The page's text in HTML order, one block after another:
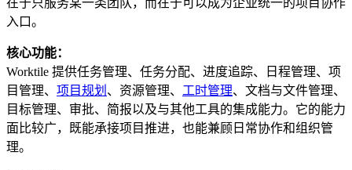
入口。
核心功能：
Worktile 提供任务管理、任务分配、进度追踪、日程管理、项
目管理、 项目规划 、资源管理、 工时管理、文档与文件管理、
目标管理、审批、简报以及与其他工具的集成能力。它的能力
面比较广，既能承接项目推进，也能兼顾日常协作和组织管
理。